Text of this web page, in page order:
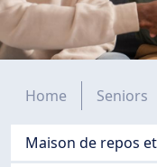
Fil d'Ariane
Home Seniors
Navigation
Maison de repos